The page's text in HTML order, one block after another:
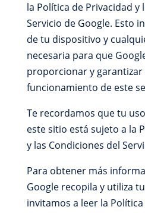
la Política de Privacidad y
Servicio de Google. Esto
de tu dispositivo y
necesaria para que
proporcionar y
funcionamiento de este
Te recordamos que tu
este sitio está sujeto a la
y las Condiciones del
Para obtener más
Google recopila y utiliza
invitamos a leer la